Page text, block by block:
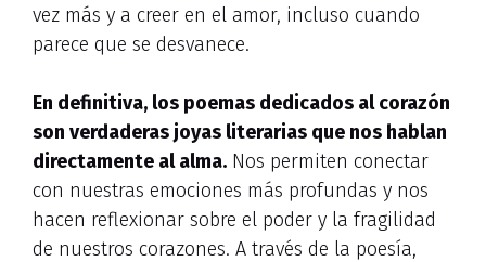
vez más y a creer en el amor, incluso cuando
parece que se desvanece.
En definitiva, los poemas dedicados al corazón
son verdaderas joyas literarias que nos hablan
directamente al alma. Nos permiten conectar
con nuestras emociones más profundas y nos
hacen reflexionar sobre el poder y la fragilidad
de nuestros corazones. A través de la poesía,